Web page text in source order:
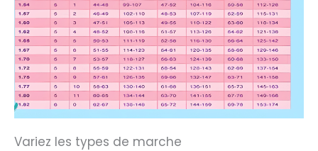
Variez les types de marche